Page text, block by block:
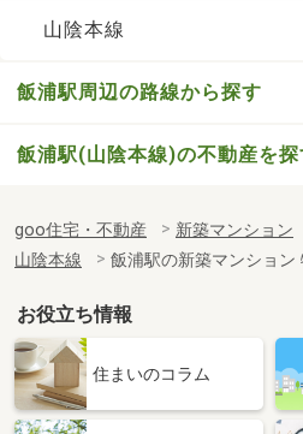
山陰本線
飯浦駅周辺の路線から探す
飯浦駅(山陰本線)の不動産を探
goo住宅・不動産 新築マンション
山陰本線
飯浦駅の新築マンション
お役立ち情報
住まいのコラム